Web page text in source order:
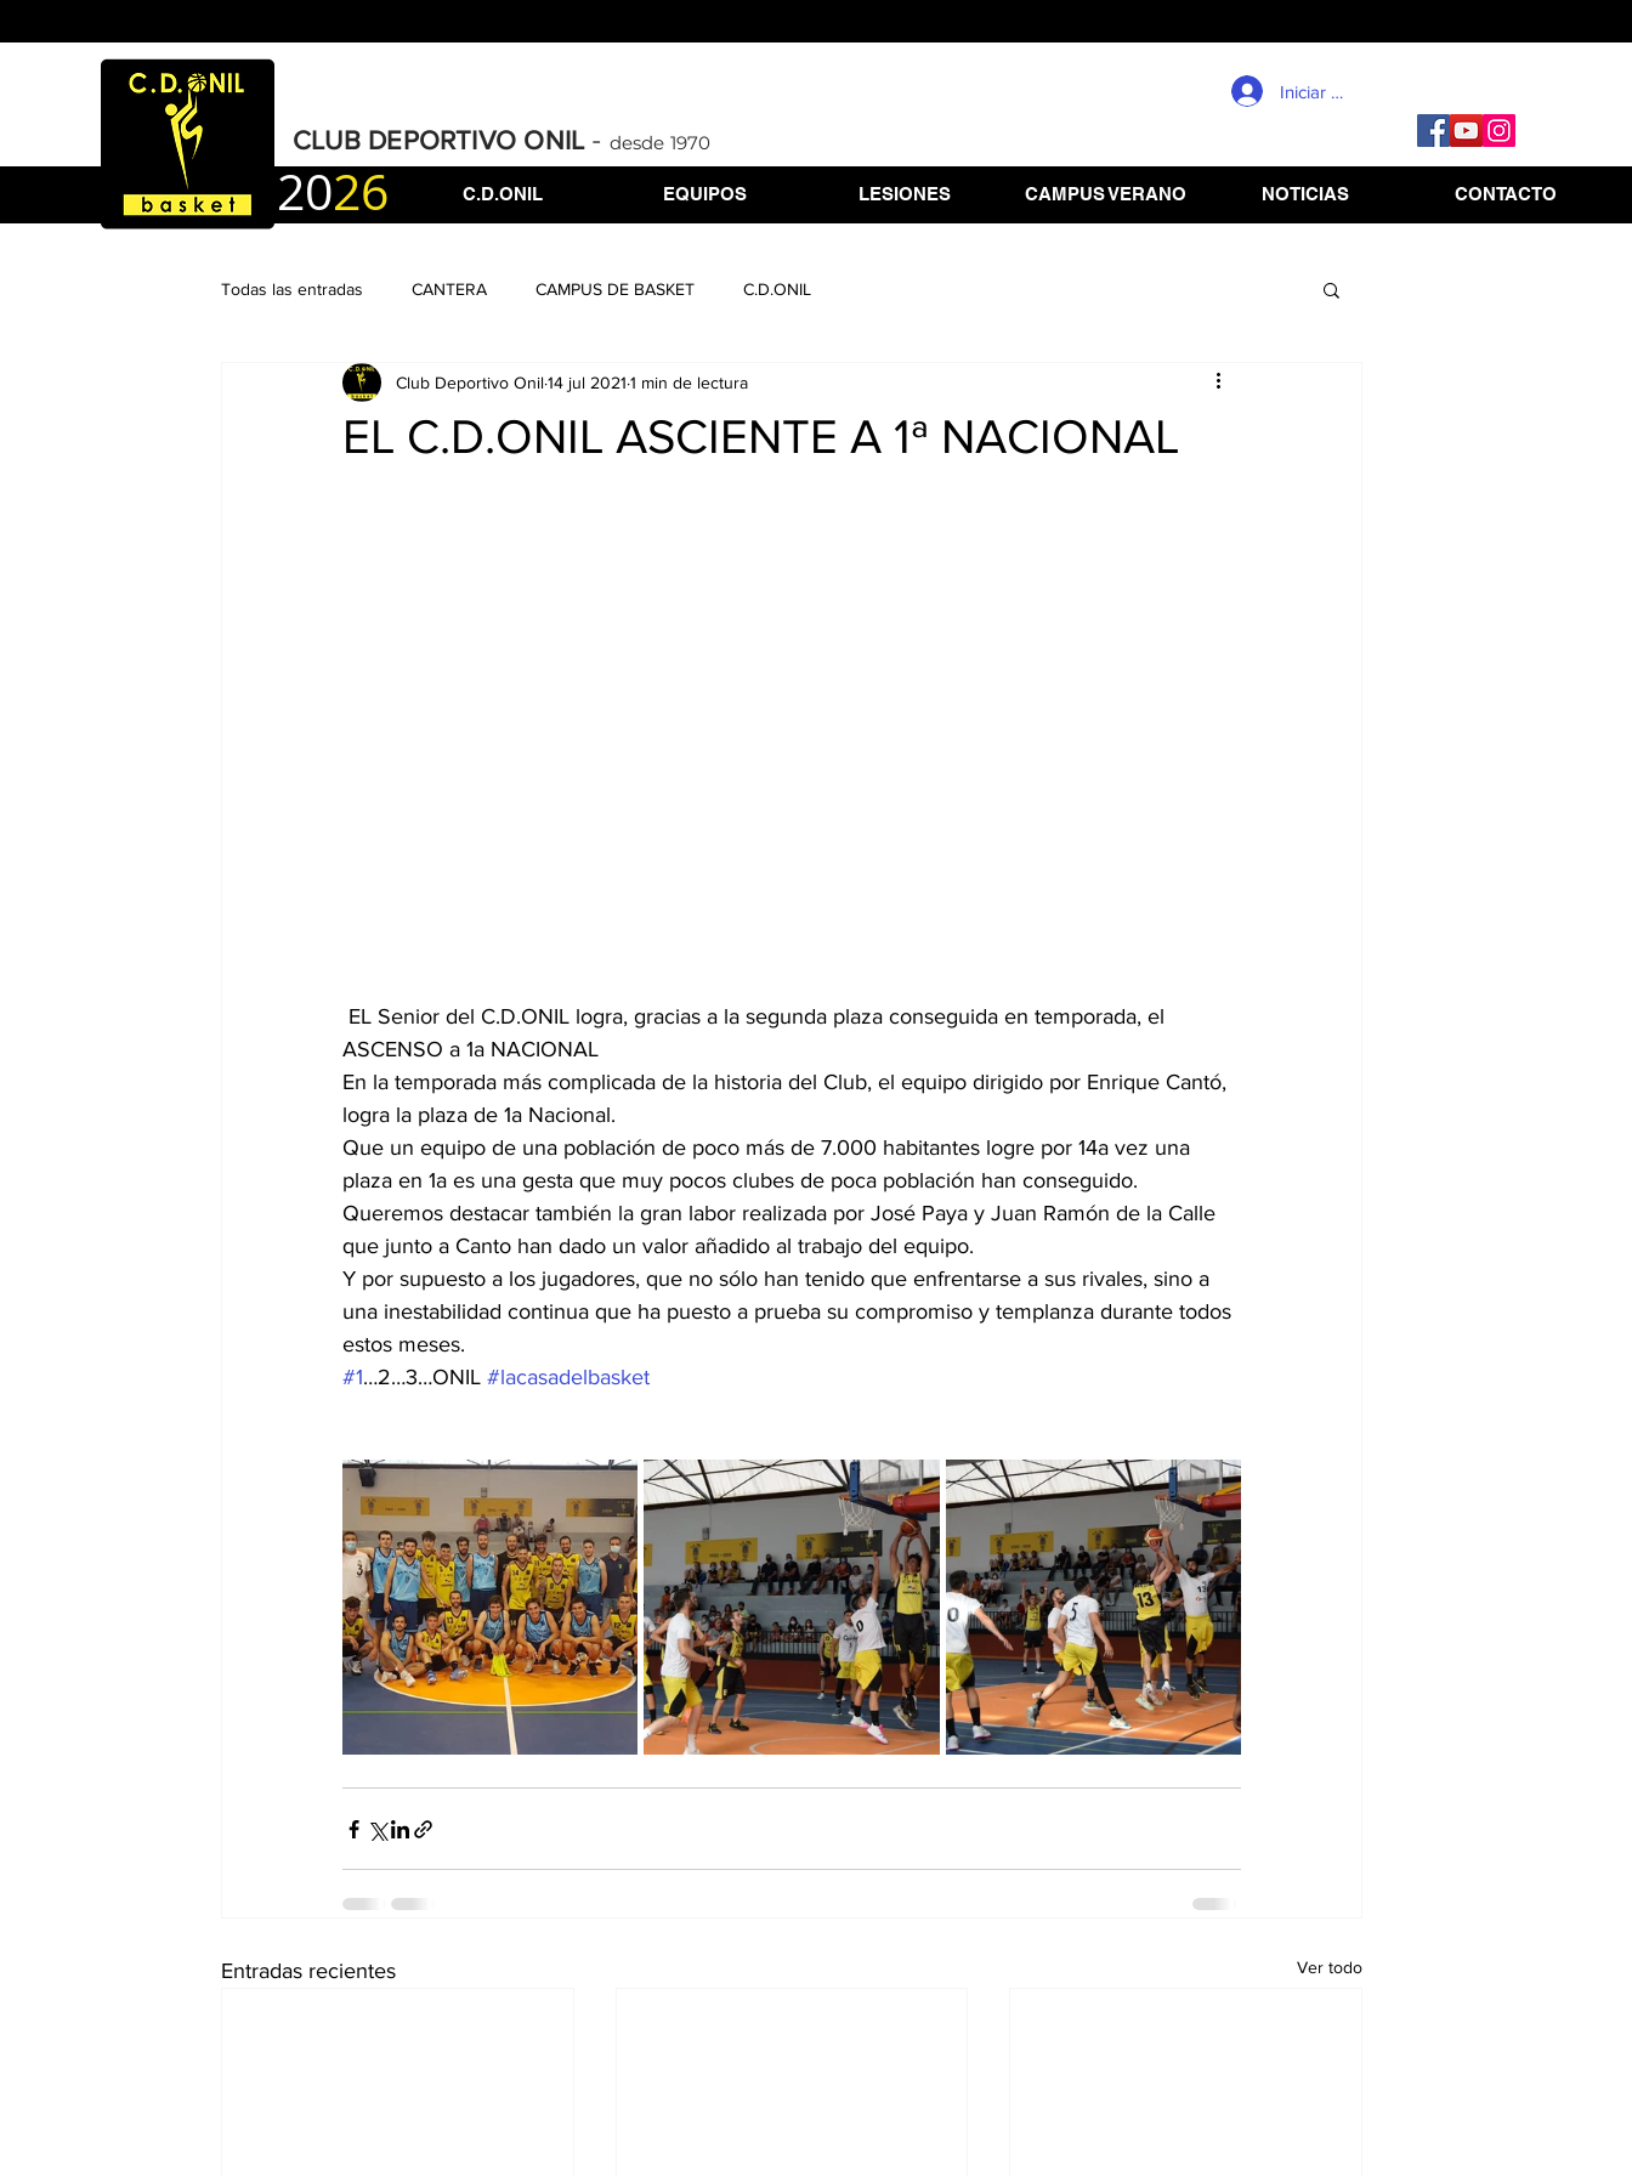
C.D.ONIL EQUIPOS LESIONES CAMPUS VERANO NOTICIAS CONTACTO
2026
CLUB DEPORTIVO ONIL - desde 1970
Iniciar sesión
Todas las entradas CANTERA CAMPUS DE BASKET C.D.ONIL
EL C.D.ONIL ASCIENTE A 1ª NACIONAL
Club Deportivo Onil14 jul 2021 1 min de lectura
ASCENSO a 1a NACIONAL
En la temporada más complicada de la historia del Club, el equipo dirigido por Enrique Cantó,
logra la plaza de 1a Nacional.
Que un equipo de una población de poco más de 7.000 habitantes logre por 14a vez una
plaza en 1a es una gesta que muy pocos clubes de poca población han conseguido.
Queremos destacar también la gran labor realizada por José Paya y Juan Ramón de la Calle
que junto a Canto han dado un valor añadido al trabajo del equipo.
Y por supuesto a los jugadores, que no sólo han tenido que enfrentarse a sus rivales, sino a
una inestabilidad continua que ha puesto a prueba su compromiso y templanza durante todos
estos meses.
#1…2…3…ONIL #lacasadelbasket
Entradas recientes Ver todo